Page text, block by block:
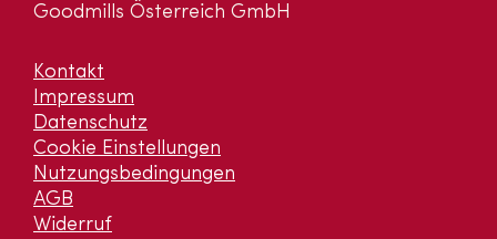
Goodmills Österreich GmbH
Kontakt
Impressum
Datenschutz
Cookie Einstellungen
Nutzungsbedingungen
AGB
Widerruf